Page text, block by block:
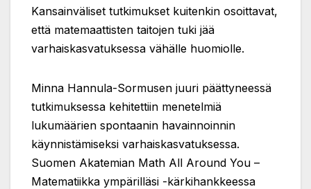
Kansainväliset tutkimukset kuitenkin osoittavat,
että matemaattisten taitojen tuki jää
varhaiskasvatuksessa vähälle huomiolle.
Minna Hannula-Sormusen juuri päättyneessä
tutkimuksessa kehitettiin menetelmiä
lukumäärien spontaanin havainnoinnin
käynnistämiseksi varhaiskasvatuksessa.
Suomen Akatemian Math All Around You –
Matematiikka ympärilläsi -kärkihankkeessa